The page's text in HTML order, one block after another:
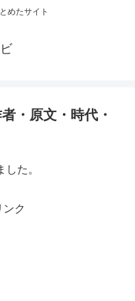
めたサイト
・原文・時代・
た。
ンク